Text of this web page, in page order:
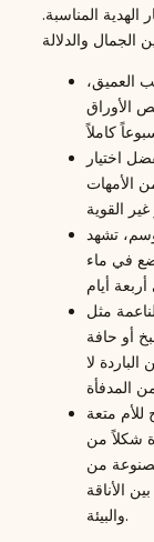
المناسبة.
العميق،
الأوراق
اختيار
الأمهات
تشهد
في ماء
مثل
أو حافة
لا
للأم متعة
شكلاً من
من
الأناقة
والبيئة.